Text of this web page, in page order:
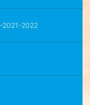
2021-2022